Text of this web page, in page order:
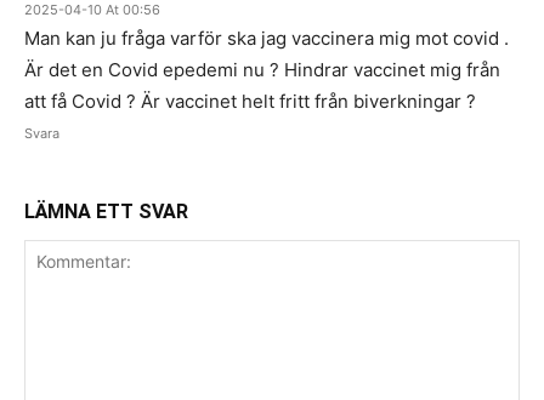
2025-04-10 At 00:56
Man kan ju fråga varför ska jag vaccinera mig mot covid .
Är det en Covid epedemi nu ? Hindrar vaccinet mig från
att få Covid ? Är vaccinet helt fritt från biverkningar ?
Svara
LÄMNA ETT SVAR